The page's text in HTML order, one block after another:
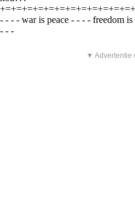
- - - - war is peace - - - - freedom
- - -
▼ Advertentie